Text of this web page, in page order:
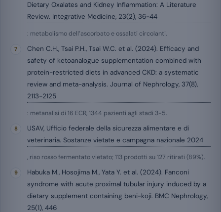
Dietary Oxalates and Kidney Inflammation: A Literature
Review. Integrative Medicine, 23(2), 36-44
: metabolismo dell’ascorbato e ossalati circolanti.
Chen C.H., Tsai P.H., Tsai W.C. et al. (2024). Efficacy and
safety of ketoanalogue supplementation combined with
protein-restricted diets in advanced CKD: a systematic
review and meta-analysis. Journal of Nephrology, 37(8),
2113-2125
: metanalisi di 16 ECR, 1344 pazienti agli stadi 3-5.
USAV, Ufficio federale della sicurezza alimentare e di
veterinaria. Sostanze vietate e campagna nazionale 2024
, riso rosso fermentato vietato; 113 prodotti su 127 ritirati (89%).
Habuka M., Hosojima M., Yata Y. et al. (2024). Fanconi
syndrome with acute proximal tubular injury induced by a
dietary supplement containing beni-koji. BMC Nephrology,
25(1), 446